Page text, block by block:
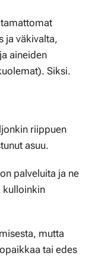
ja väkivalta,
aineiden
Siksi.
riippuen
asuu.
palveluita ja ne
kulloinkin
mutta
tai edes